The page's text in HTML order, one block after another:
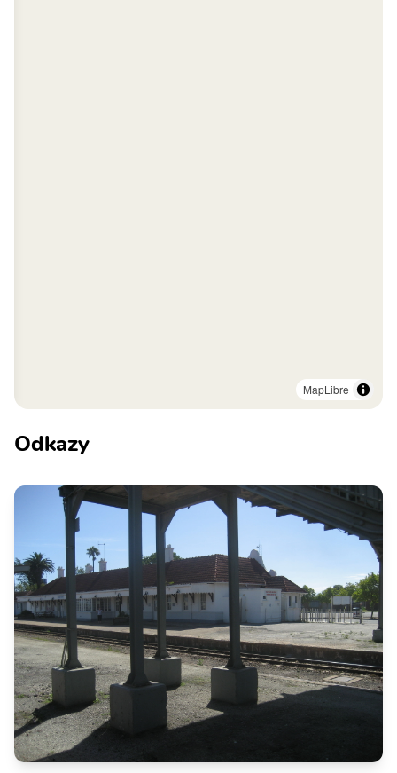
MapLibre
Odkazy